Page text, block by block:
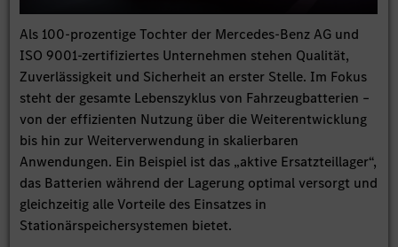
Als 100-prozentige Tochter der Mercedes-Benz AG und
ISO 9001-zertifiziertes Unternehmen stehen Qualität,
Zuverlässigkeit und Sicherheit an erster Stelle. Im Fokus
steht der gesamte Lebenszyklus von Fahrzeugbatterien –
von der effizienten Nutzung über die Weiterentwicklung
bis hin zur Weiterverwendung in skalierbaren
Anwendungen. Ein Beispiel ist das „aktive Ersatzteillager“,
das Batterien während der Lagerung optimal versorgt und
gleichzeitig alle Vorteile des Einsatzes in
Stationärspeichersystemen bietet.